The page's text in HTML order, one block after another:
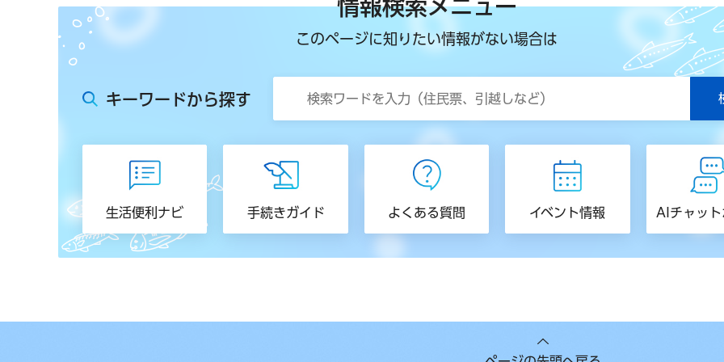
情報検索メニュー
このページに知りたい情報がない場合は
キーワードから探す
生活便利ナビ 手続きガイド よくある質問 イベント情報 AIチャッ